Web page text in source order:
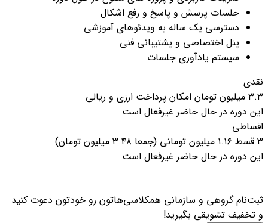
جلسات پرسش و پاسخ و رفع اشکال
دسترسی یک ساله به ویدئوهای آموزشی
پنل اختصاصی و پشتیبانی فنی
سیستم یادآوری جلسات
نقدی
۳.۳ میلیون تومان
امکان پرداخت ارزی و ریالی
این دوره در حال حاضر غیرفعال است
اقساطی
۳ قسط
۱.۱۶ میلیون تومانی
(جمعا ۳.۴۸ میلیون تومان)
این دوره در حال حاضر غیرفعال است
ثبت‌نام گروهی و سازمانی همکلاسی‌هاتون رو خودتون دعوت کنید
و تخفیف تشویقی بگیرید!